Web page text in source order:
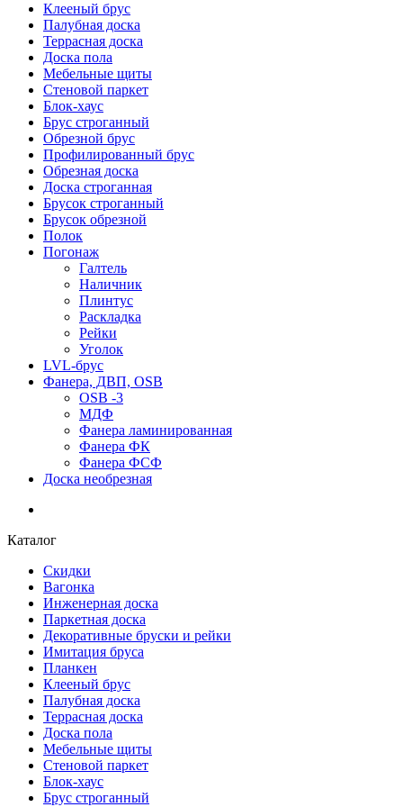
Клееный брус
Палубная доска
Террасная доска
Доска пола
Мебельные щиты
Стеновой паркет
Блок-хаус
Брус строганный
Обрезной брус
Профилированный брус
Обрезная доска
Доска строганная
Брусок строганный
Брусок обрезной
Полок
Погонаж
Галтель
Наличник
Плинтус
Раскладка
Рейки
Уголок
LVL-брус
Фанера, ДВП, OSB
OSB -3
МДФ
Фанера ламинированная
Фанера ФК
Фанера ФСФ
Доска необрезная
Каталог
Скидки
Вагонка
Инженерная доска
Паркетная доска
Декоративные бруски и рейки
Имитация бруса
Планкен
Клееный брус
Палубная доска
Террасная доска
Доска пола
Мебельные щиты
Стеновой паркет
Блок-хаус
Брус строганный